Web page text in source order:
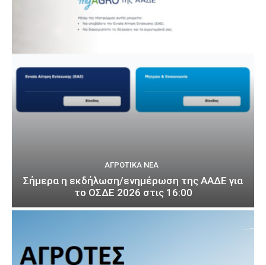
ΑΓΡΟΤΙΚΆ ΝΈΑ
Σήμερα η εκδήλωση/ενημέρωση της ΑΑΔΕ για
το ΟΣΔΕ 2026 στις 16:00